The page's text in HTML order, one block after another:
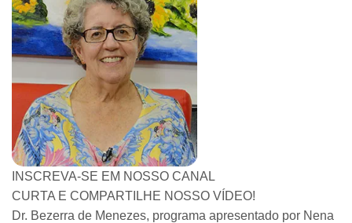
INSCREVA-SE EM NOSSO CANAL
CURTA E COMPARTILHE NOSSO VÍDEO!
Dr. Bezerra de Menezes, programa apresentado por Nena